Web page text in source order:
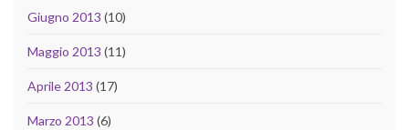
Giugno 2013 (10)
Maggio 2013 (11)
Aprile 2013 (17)
Marzo 2013 (6)